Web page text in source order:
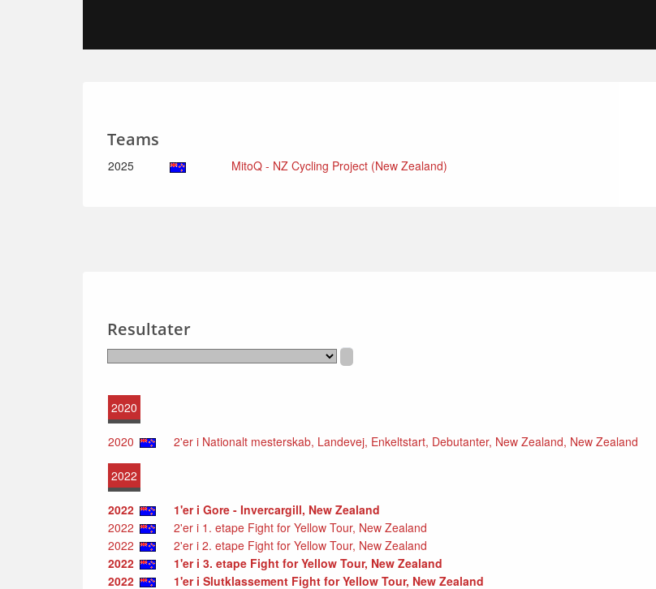
Teams
2025 MitoQ - NZ Cycling Project (New Zealand)
Resultater
2020
2020 2'er i Nationalt mesterskab, Landevej, Enkeltstart, Debutanter, New Zealand, New Zealand
2022
2022
1'er i Gore - Invercargill, New Zealand
2022
2'er i 1. etape Fight for Yellow Tour, New Zealand
2022
2'er i 2. etape Fight for Yellow Tour, New Zealand
2022
1'er i 3. etape Fight for Yellow Tour, New Zealand
2022
1'er i Slutklassement Fight for Yellow Tour, New Zealand